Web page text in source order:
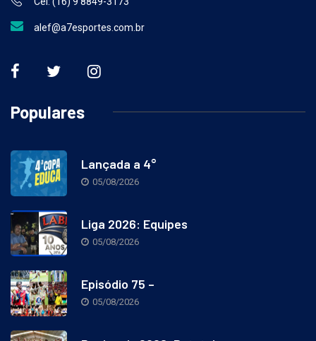
Cel: (16) 9 8849-3173
alef@a7esportes.com.br
Populares
Lançada a 4°
05/08/2026
Liga 2026: Equipes
05/08/2026
Episódio 75 –
05/08/2026